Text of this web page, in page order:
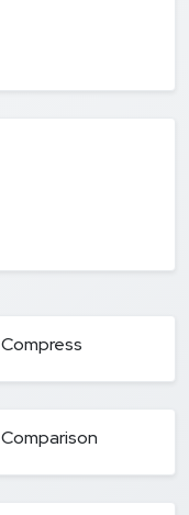
Compress
Comparison